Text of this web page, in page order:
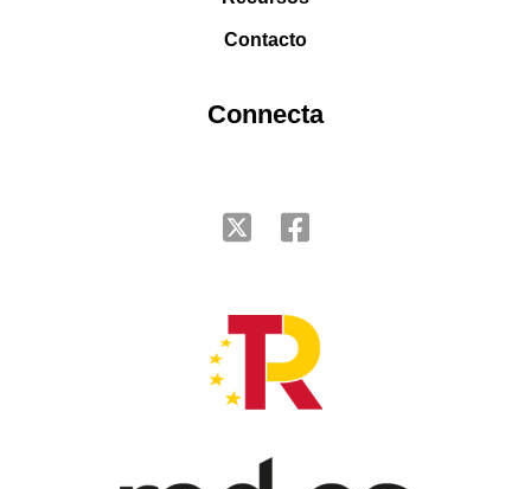
Contacto
Connecta